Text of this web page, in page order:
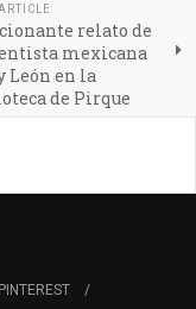
relato de
mexicana
León en la
de Pirque
PINTEREST